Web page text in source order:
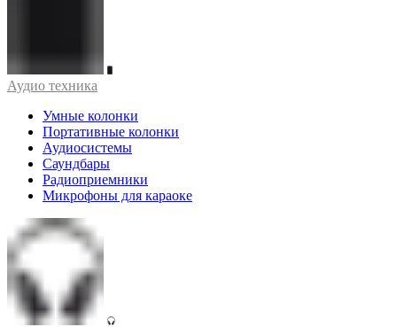
Аудио техника
Умные колонки
Портативные колонки
Аудиосистемы
Саундбары
Радиоприемники
Микрофоны для караоке